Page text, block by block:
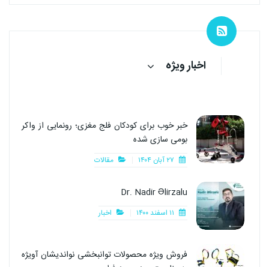
اخبار ویژه
خبر خوب برای کودکان فلج مغزی؛ رونمایی از واکر
بومی سازی شده
مقالات
Dr. Nadir Əlirzalu
اخبار
فروش ویژه محصولات توانبخشی نواندیشان آویژه